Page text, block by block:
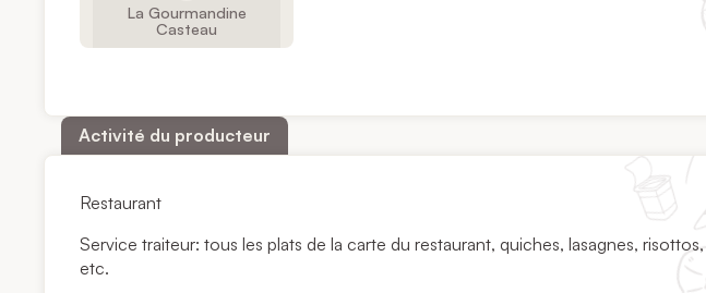
La Gourmandine
Casteau
Activité du producteur
Restaurant
Service traiteur: tous les plats de la carte du restaurant, quiches, lasagnes,
etc.